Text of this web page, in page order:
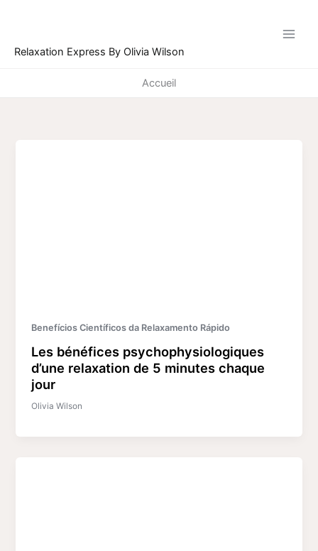
conteúdo
Relaxation Express By Olivia Wilson
Accueil
Benefícios Científicos da Relaxamento Rápido
Les bénéfices psychophysiologiques
d’une relaxation de 5 minutes chaque
jour
Olivia Wilson